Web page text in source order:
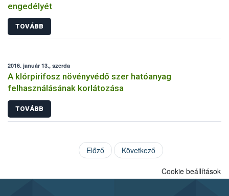
engedélyét
TOVÁBB
2016. január 13., szerda
A klórpirifosz növényvédő szer hatóanyag
felhasználásának korlátozása
TOVÁBB
Előző Következő
Cookie beállítások